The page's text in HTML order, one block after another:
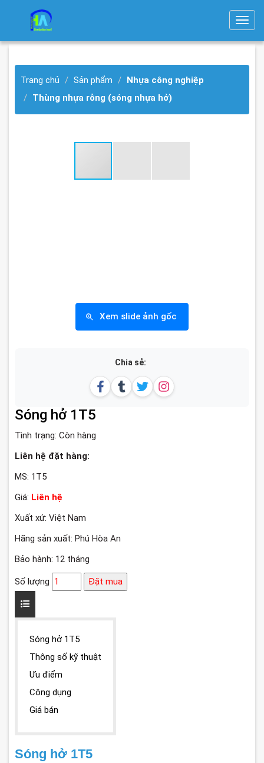
T
g
Trang chủ Sản phẩm
Nhựa công nghiệp
Thùng nhựa rỗng (sóng nhựa hở)
Xem slide ảnh gốc
Chia sẻ:
Sóng hở 1T5
Tình trạng: Còn hàng
Liên hệ đặt hàng:
MS: 1T5
Giá: Liên hệ
Xuất xứ: Việt Nam
Hãng sản xuất: Phú Hòa An
Bảo hành: 12 tháng
Số lượng Đặt mua
Sóng hở 1T5
Thông số kỹ thuật
Ưu điểm
Công dụng
Giá bán
Sóng hở 1T5